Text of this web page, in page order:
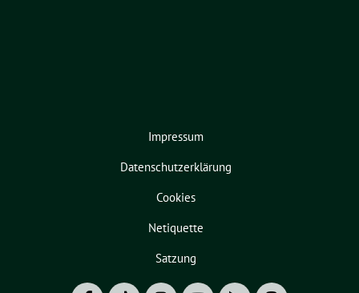
Impressum
Datenschutzerklärung
Cookies
Netiquette
Satzung